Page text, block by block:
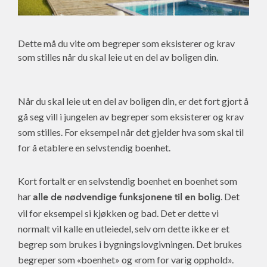
Dette må du vite om begreper som eksisterer og krav
som stilles når du skal leie ut en del av boligen din.
Når du skal leie ut en del av boligen din, er det fort gjort å
gå seg vill i jungelen av begreper som eksisterer og krav
som stilles. For eksempel når det gjelder hva som skal til
for å etablere en selvstendig boenhet.
Kort fortalt er en selvstendig boenhet en boenhet som
haralle de nødvendige funksjonene til en bolig. Det
vil for eksempel si kjøkken og bad. Det er dette vi
normalt vil kalle en utleiedel, selv om dette ikke er et
begrep som brukes i bygningslovgivningen. Det brukes
begreper som «boenhet» og «rom for varig opphold».